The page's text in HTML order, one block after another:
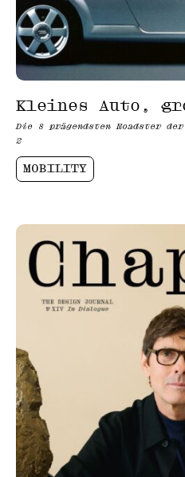
Kleines Auto,
Die 8 prägendsten Roadster
2
MOBILITY